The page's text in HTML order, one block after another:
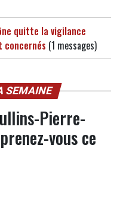
quitte la vigilance
(1 messages)
SEMAINE
Pierre-
vous ce